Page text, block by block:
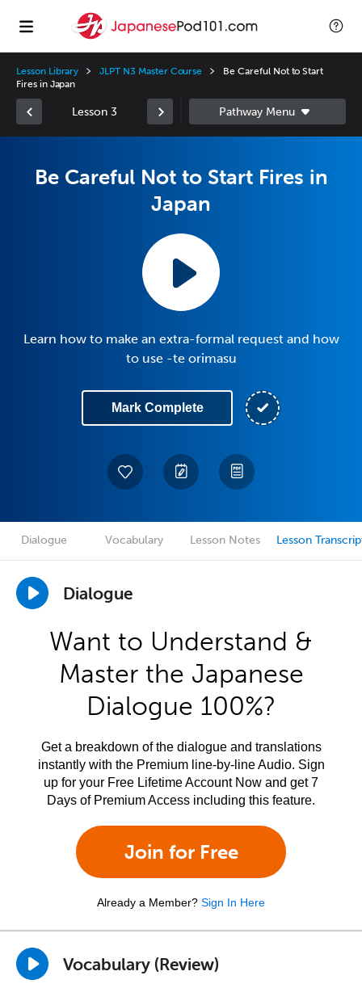
Lesson Library JLPT N3 Master Course
Be Careful Not to Start
Fires in Japan
Lesson 3
Be Careful Not to Start Fires in
Japan
Learn how to make an extra-formal request and how
to use -te orimasu
Mark Complete
Dialogue Vocabulary Lesson Notes Lesson
Dialogue
Want to Understand &
Master the Japanese
Dialogue 100%?
Get a breakdown of the dialogue and translations
instantly with the Premium line-by-line Audio. Sign
up for your Free Lifetime Account Now and get 7
Days of Premium Access including this feature.
Join for Free
Already a Member? Sign In Here
Vocabulary (Review)